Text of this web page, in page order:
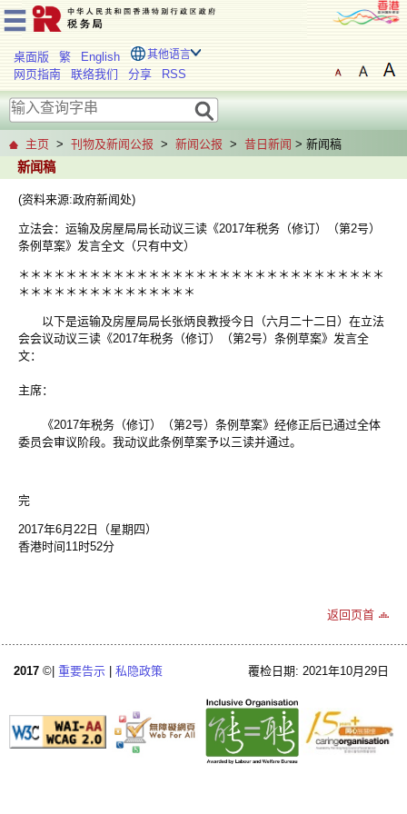
桌面版 繁 English 其他语言
网页指南 联络我们 分享 RSS
主页 > 刊物及新闻公报 > 新闻公报 > 昔日新闻 > 新闻稿
新闻稿
(资料来源:政府新闻处)
立法会：运输及房屋局局长动议三读《2017年税务（修订）（第2号）
条例草案》发言全文（只有中文）
＊＊＊＊＊＊＊＊＊＊＊＊＊＊＊＊＊＊＊＊＊＊＊＊＊＊＊＊＊＊＊
＊＊＊＊＊＊＊＊＊＊＊＊＊＊＊
以下是运输及房屋局局长张炳良教授今日（六月二十二日）在立法
会会议动议三读《2017年税务（修订）（第2号）条例草案》发言全
文：
主席：
《2017年税务（修订）（第2号）条例草案》经修正后已通过全体
委员会审议阶段。我动议此条例草案予以三读并通过。
完
2017年6月22日（星期四）
香港时间11时52分
返回页首
2017 ©| 重要告示 私隐政策 覆检日期: 2021年10月29日